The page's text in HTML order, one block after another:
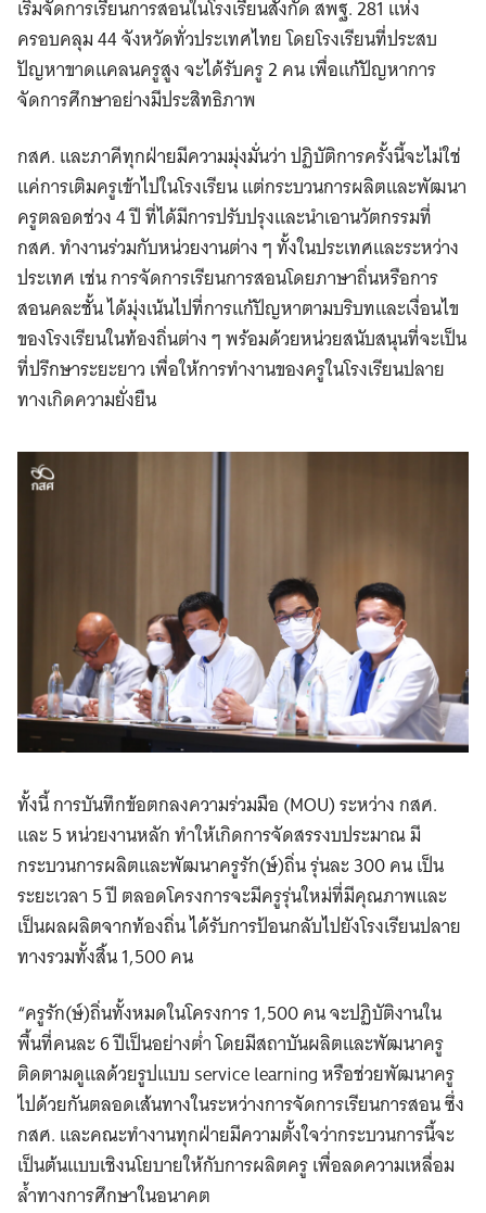
เริ่มจัดการเรียนการสอนในโรงเรียนสังกัด สพฐ. 281 แห่ง
ครอบคลุม 44 จังหวัดทั่วประเทศไทย โดยโรงเรียนที่ประสบ
ปัญหาขาดแคลนครูสูง จะได้รับครู 2 คน เพื่อแก้ปัญหาการ
จัดการศึกษาอย่างมีประสิทธิภาพ
กสศ. และภาคีทุกฝ่ายมีความมุ่งมั่นว่า ปฏิบัติการครั้งนี้จะไม่ใช่
แค่การเติมครูเข้าไปในโรงเรียน แต่กระบวนการผลิตและพัฒนา
ครูตลอดช่วง 4 ปี ที่ได้มีการปรับปรุงและนำเอานวัตกรรมที่
กสศ. ทำงานร่วมกับหน่วยงานต่าง ๆ ทั้งในประเทศและระหว่าง
ประเทศ เช่น การจัดการเรียนการสอนโดยภาษาถิ่นหรือการ
สอนคละชั้น ได้มุ่งเน้นไปที่การแก้ปัญหาตามบริบทและเงื่อนไข
ของโรงเรียนในท้องถิ่นต่าง ๆ พร้อมด้วยหน่วยสนับสนุนที่จะเป็น
ที่ปรึกษาระยะยาว เพื่อให้การทำงานของครูในโรงเรียนปลาย
ทางเกิดความยั่งยืน
ทั้งนี้ การบันทึกข้อตกลงความร่วมมือ (MOU) ระหว่าง กสศ.
และ 5 หน่วยงานหลัก ทำให้เกิดการจัดสรรงบประมาณ มี
กระบวนการผลิตและพัฒนาครูรัก(ษ์)ถิ่น รุ่นละ 300 คน เป็น
ระยะเวลา 5 ปี ตลอดโครงการจะมีครูรุ่นใหม่ที่มีคุณภาพและ
เป็นผลผลิตจากท้องถิ่น ได้รับการป้อนกลับไปยังโรงเรียนปลาย
ทางรวมทั้งสิ้น 1,500 คน
“ครูรัก(ษ์)ถิ่นทั้งหมดในโครงการ 1,500 คน จะปฏิบัติงานใน
พื้นที่คนละ 6 ปีเป็นอย่างต่ำ โดยมีสถาบันผลิตและพัฒนาครู
ติดตามดูแลด้วยรูปแบบ service learning หรือช่วยพัฒนาครู
ไปด้วยกันตลอดเส้นทางในระหว่างการจัดการเรียนการสอน ซึ่ง
กสศ. และคณะทำงานทุกฝ่ายมีความตั้งใจว่ากระบวนการนี้จะ
เป็นต้นแบบเชิงนโยบายให้กับการผลิตครู เพื่อลดความเหลื่อม
ล้ำทางการศึกษาในอนาคต